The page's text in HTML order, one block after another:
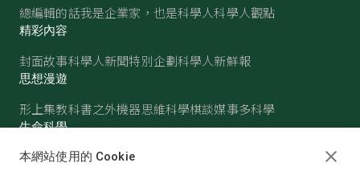
總編輯的話我是企業家，也是科學人科學人觀點
精彩內容
封面故事科學人新聞特別企劃科學人新鮮報
思想漫遊
形上集教科書之外機器思維科學棋談媒事多科學
生命科學
醫學古生物心理學生態學
本網站使用的 Cookie